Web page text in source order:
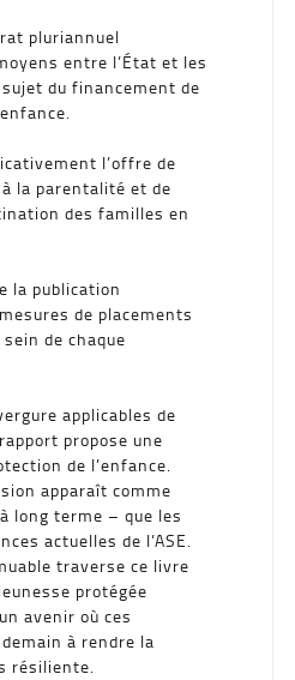
pluriannuel
entre l’État et les
du financement de
l’offre de
la parentalité et de
des familles en
la publication
de placements
de chaque
applicables de
propose une
de l’enfance.
apparaît comme
long terme – que les
actuelles de l’ASE.
traverse ce livre
protégée
avenir où ces
à rendre la
résiliente.